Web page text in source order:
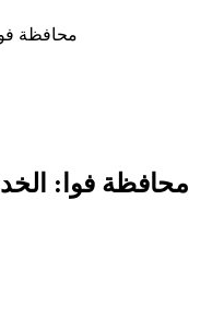
محافظة
محافظة فوا: